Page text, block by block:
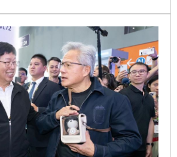
利能力仍保持穩健表現，2026年4月
較2026年第一季稅後淨損8,094萬
元明顯優化。